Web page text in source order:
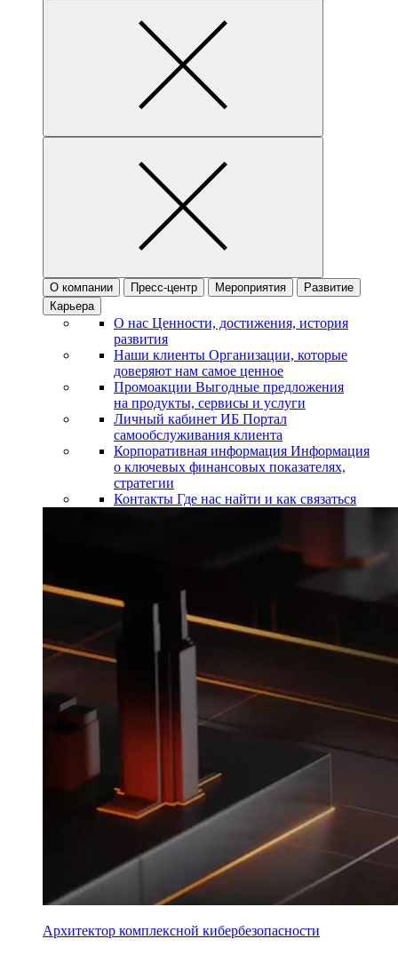
О компании Пресс-центр Мероприятия
Развитие
Карьера
О нас Ценности, достижения, история
развития
Наши клиенты Организации, которые
доверяют нам самое ценное
Промоакции Выгодные предложения
на продукты, сервисы и услуги
Личный кабинет ИБ Портал
самообслуживания клиента
Корпоративная информация Информация
о ключевых финансовых показателях,
стратегии
Контакты Где нас найти и как связаться
Архитектор комплексной кибербезопасности